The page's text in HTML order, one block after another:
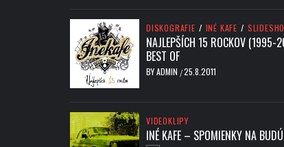
DISKOGRAFIE / INÉ KAFE /
NAJLEPŠÍCH 15 ROCKOV (1995-
BEST OF
BYADMIN /25.8.2011
VIDEOKLIPY
INÉ KAFE – SPOMIENKY NA